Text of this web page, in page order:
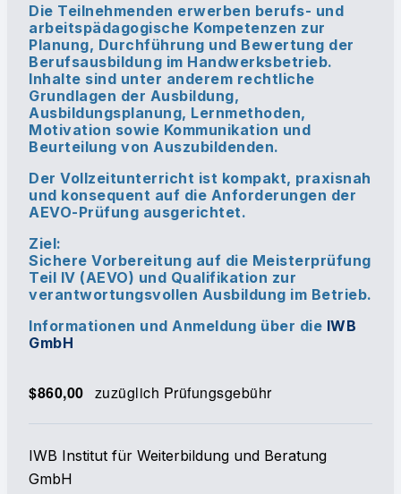
Die Teilnehmenden erwerben berufs- und
arbeitspädagogische Kompetenzen zur
Planung, Durchführung und Bewertung der
Berufsausbildung im Handwerksbetrieb.
Inhalte sind unter anderem rechtliche
Grundlagen der Ausbildung,
Ausbildungsplanung, Lernmethoden,
Motivation sowie Kommunikation und
Beurteilung von Auszubildenden.
Der Vollzeitunterricht ist kompakt, praxisnah
und konsequent auf die Anforderungen der
AEVO-Prüfung ausgerichtet.
Ziel:
Sichere Vorbereitung auf die Meisterprüfung
Teil IV (AEVO) und Qualifikation zur
verantwortungsvollen Ausbildung im Betrieb.
Informationen und Anmeldung über die IWB
GmbH
$860,00 zuzüglich Prüfungsgebühr
IWB Institut für Weiterbildung und Beratung
GmbH